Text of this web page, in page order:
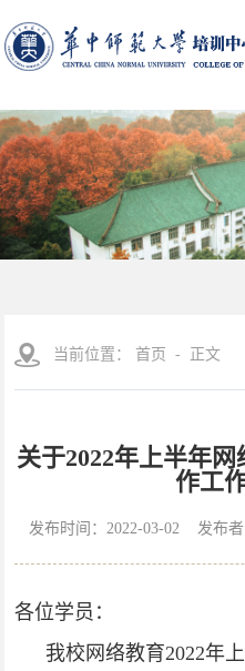
当前位置： 首页 - 正文
关于2022年上半年
作工
发布时间：2022-03-02 发布
各位学员：
我校网络教育2022年